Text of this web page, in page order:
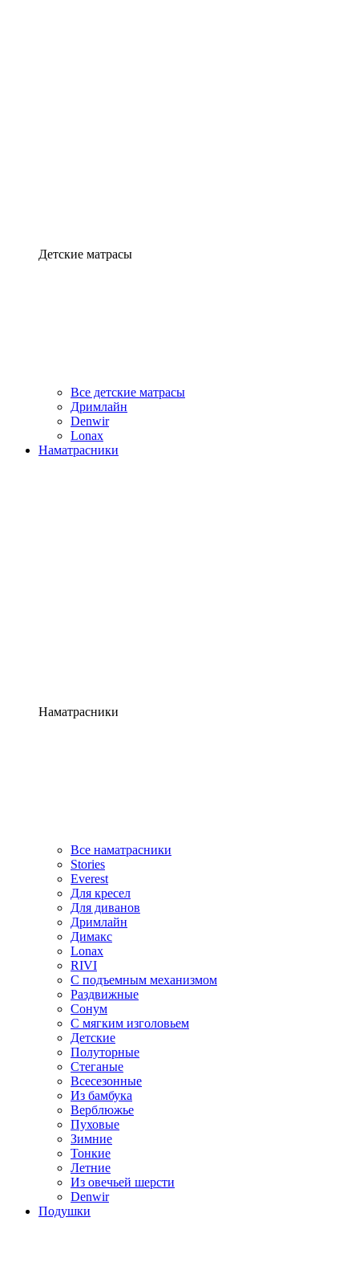
Детские матрасы
Все детские матрасы
Дримлайн
Denwir
Lonax
Наматрасники
Наматрасники
Все наматрасники
Stories
Everest
Для кресел
Для диванов
Дримлайн
Димакс
Lonax
RIVI
С подъемным механизмом
Раздвижные
Сонум
С мягким изголовьем
Детские
Полуторные
Стеганые
Всесезонные
Из бамбука
Верблюжье
Пуховые
Зимние
Тонкие
Летние
Из овечьей шерсти
Denwir
Подушки